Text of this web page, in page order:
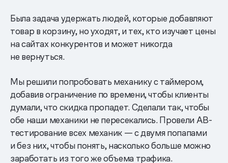
Была задача удержать людей, которые добавляют
товар в корзину, но уходят, и тех, кто изучает цены
на сайтах конкурентов и может никогда
не вернуться.
Мы решили попробовать механику с таймером,
добавив ограничение по времени, чтобы клиенты
думали, что скидка пропадет. Сделали так, чтобы
обе наши механики не пересекались. Провели AB-
тестирование всех механик — с двумя попапами
и без них, чтобы понять, насколько больше можно
заработать из того же объема трафика.